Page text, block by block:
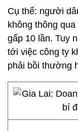
Cụ thể: người
không thông
gấp 10 lần. Tuy
tới việc công ty
phải bồi thường